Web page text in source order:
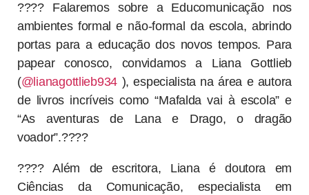
???? Falaremos sobre a Educomunicação nos
ambientes formal e não-formal da escola, abrindo
portas para a educação dos novos tempos. Para
papear conosco, convidamos a Liana Gottlieb
(@lianagottlieb934 ), especialista na área e autora
de livros incríveis como “Mafalda vai à escola” e
“As aventuras de Lana e Drago, o dragão
voador”.????
???? Além de escritora, Liana é doutora em
Ciências da Comunicação, especialista em